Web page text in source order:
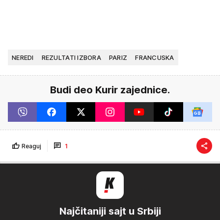
NEREDI REZULTATI IZBORA PARIZ FRANCUSKA
Budi deo Kurir zajednice.
Reaguj 1
Najčitaniji sajt u Srbiji